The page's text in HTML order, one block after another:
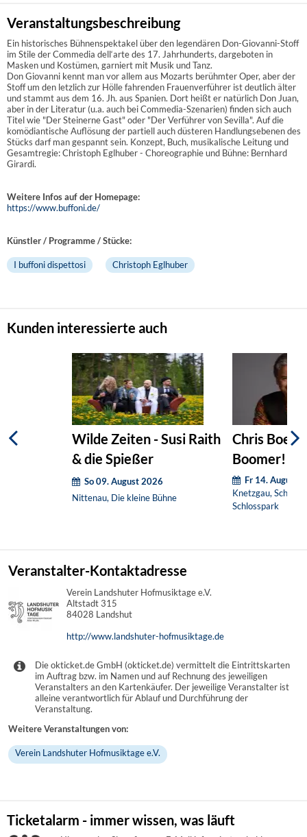
Veranstaltungsbeschreibung
Ein historisches Bühnenspektakel über den legendären Don-Giovanni-Stoff
im Stile der Commedia dell‘arte des 17. Jahrhunderts, dargeboten in
Masken und Kostümen, garniert mit Musik und Tanz.
Don Giovanni kennt man vor allem aus Mozarts berühmter Oper, aber der
Stoff um den letzlich zur Hölle fahrenden Frauenverführer ist deutlich älter
und stammt aus dem 16. Jh. aus Spanien. Dort heißt er natürlich Don Juan,
aber in der Literatur (u.a. auch bei Commedia-Szenarien) finden sich auch
Titel wie "Der Steinerne Gast" oder "Der Verführer von Sevilla". Auf die
komödiantische Auflösung der partiell auch düsteren Handlungsebenen des
Stücks darf man gespannt sein. Konzept, Buch, musikalische Leitung und
Gesamtregie: Christoph Eglhuber - Choreographie und Bühne: Bernhard
Girardi.
Weitere Infos auf der Homepage:
https://www.buffoni.de/
Künstler / Programme / Stücke:
I buffoni dispettosi Christoph Eglhuber
Kunden interessierte auch
Wilde Zeiten - Susi Raith
& die Spießer
So 09. August 2026
Nittenau, Die kleine Bühne
Chris
Boomer!
Fr 14. August
Knetzgau,
Schlosspark
Veranstalter-Kontaktadresse
Verein Landshuter Hofmusiktage e.V.
Altstadt 315
84028 Landshut
http://www.landshuter-hofmusiktage.de
Die okticket.de GmbH (okticket.de) vermittelt die Eintrittskarten
im Auftrag bzw. im Namen und auf Rechnung des jeweiligen
Veranstalters an den Kartenkäufer. Der jeweilige Veranstalter ist
alleine verantwortlich für Ablauf und Durchführung der
Veranstaltung.
Weitere Veranstaltungen von:
Verein Landshuter Hofmusiktage e.V.
Ticketalarm - immer wissen, was läuft